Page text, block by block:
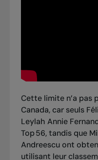
Cette limite n’a pas
Canada, car seuls
Leylah Annie
Top 56, tandis que
Andreescu ont
utilisant leur